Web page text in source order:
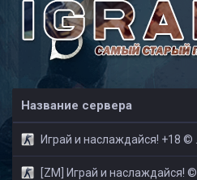
Название сервера
Играй и наслаждайся! +18 © Public
[ZM] Играй и наслаждайся! © Zombie Show